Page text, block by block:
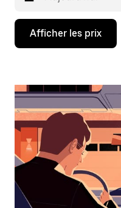
Appuyez
la
bas
interagir
avec
calendrier
et
sélectionner
une
date.
Appuyez
Afficher les prix